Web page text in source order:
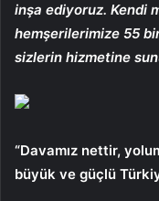
inşa ediyoruz. Kendi
hemşerilerimize 55
sizlerin hizmetine
“Davamız nettir,
büyük ve güçlü